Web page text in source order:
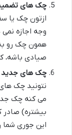
چک های
ازتون چک یا
وجه اجازه
همون چک رو
صیادی باشه،
چک های جدید
نتونید چک
می کنه چک
بیشتره)
این جوری شما